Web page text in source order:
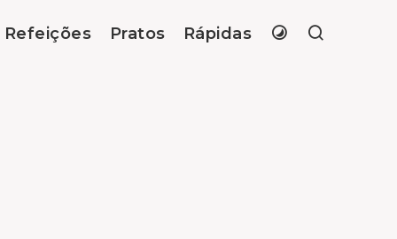
Refeições Pratos Rápidas